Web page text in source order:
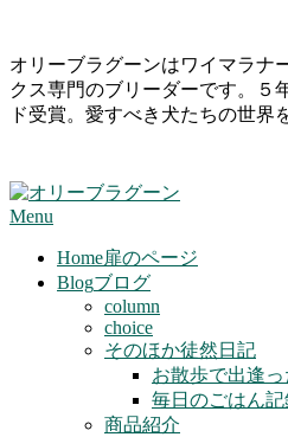
Skip
to
content
オリーブラグーンはワイマラナ
クス専門のブリーダーです。５
ド受賞。愛すべき犬たちの世界
Primary
Menu
Menu
Home扉のページ
Blogブログ
column
choice
そのほか徒然日記
お散歩で出逢っ
毎日のごはん記
商品紹介